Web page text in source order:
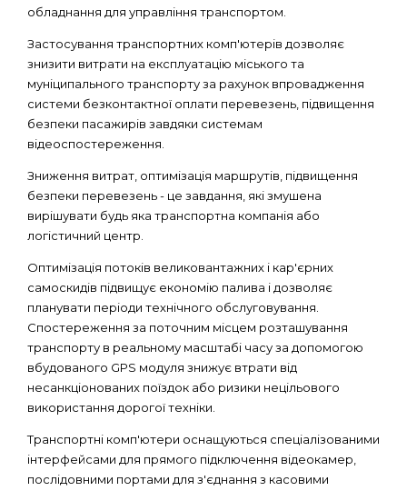
обладнання для управління транспортом.
Застосування транспортних комп'ютерів дозволяє
знизити витрати на експлуатацію міського та
муніципального транспорту за рахунок впровадження
системи безконтактної оплати перевезень, підвищення
безпеки пасажирів завдяки системам
відеоспостереження.
Зниження витрат, оптимізація маршрутів, підвищення
безпеки перевезень - це завдання, які змушена
вирішувати будь яка транспортна компанія або
логістичний центр.
Оптимізація потоків великовантажних і кар'єрних
самоскидів підвищує економію палива і дозволяє
планувати періоди технічного обслуговування.
Спостереження за поточним місцем розташування
транспорту в реальному масштабі часу за допомогою
вбудованого GPS модуля знижує втрати від
несанкціонованих поїздок або ризики нецільового
використання дорогої техніки.
Транспортні комп'ютери оснащуються спеціалізованими
інтерфейсами для прямого підключення відеокамер,
послідовними портами для з'єднання з касовими